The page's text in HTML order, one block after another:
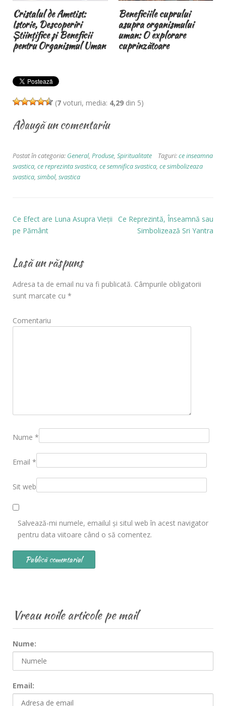
Cristalul de Ametist:
Istorie, Descoperiri
Științifice și Beneficii
pentru Organismul Uman
Beneficiile cuprului
asupra organismului
uman: O explorare
cuprinzătoare
(7 voturi, media: 4,29 din 5)
Adaugă un comentariu
Postat în categoria: General, Produse, Spiritualitate Taguri:ce inseamna
svastica, ce reprezinta svastica, ce semnifica svastica, ce simbolizeaza
svastica, simbol, svastica
Ce Efect are Luna Asupra Vieții
pe Pământ
Ce Reprezintă, Înseamnă sau
Simbolizează Sri Yantra
Lasă un răspuns
Adresa ta de email nu va fi publicată. Câmpurile obligatorii
sunt marcate cu *
Comentariu
Nume *
Email *
Sit web
Salvează-mi numele, emailul și situl web în acest navigator
pentru data viitoare când o să comentez.
Vreau noile articole pe mail
Nume:
Email: